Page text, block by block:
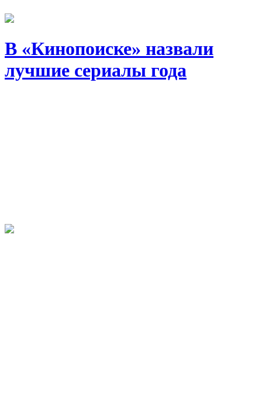
В «Кинопоиске» назвали
лучшие сериалы года